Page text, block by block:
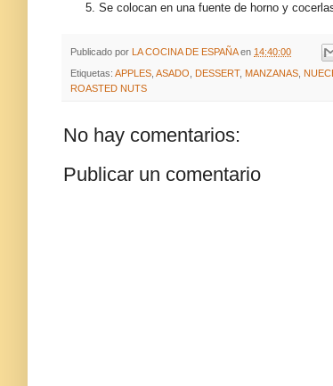
Se colocan en una fuente de horno y
Publicado por LA COCINA DE ESPAÑA en 14:40:00
Etiquetas: APPLES ASADO DESSERT, MANZANAS
ROASTED NUTS
No hay comentarios:
Publicar un comentario